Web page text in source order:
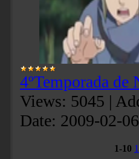
4ºTemporada de
Views: 5045 |
Date: 2009-02-06
1-10